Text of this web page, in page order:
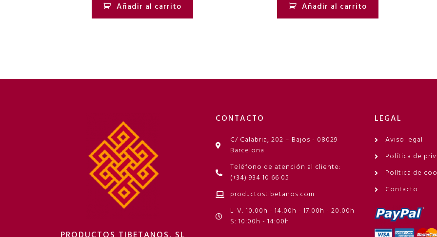
Añadir al carrito Añadir al carrito
CONTACTO
C/ Calabria, 202 – Bajos - 08029
Barcelona
Teléfono de atención al cliente:
(+34) 934 10 66 05
productostibetanos.com
L-V: 10:00h - 14:00h - 17:00h - 20:00h
S: 10:00h - 14:00h
LEGAL
Aviso legal
Política de
Política de
Contacto